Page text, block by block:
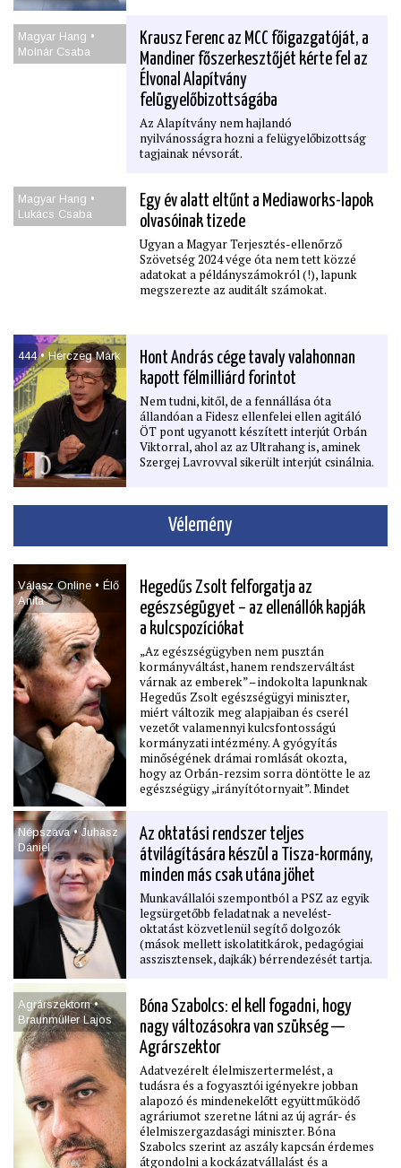
Magyar Hang •
Molnár Csaba
Krausz Ferenc az MCC főigazgatóját, a
Mandiner főszerkesztőjét kérte fel az
Élvonal Alapítvány
felügyelőbizottságába
Az Alapítvány nem hajlandó
nyilvánosságra hozni a felügyelőbizottság
tagjainak névsorát.
Magyar Hang •
Lukács Csaba
Egy év alatt eltűnt a Mediaworks-lapok
olvasóinak tizede
Ugyan a Magyar Terjesztés-ellenőrző
Szövetség 2024 vége óta nem tett közzé
adatokat a példányszámokról (!), lapunk
megszerezte az auditált számokat.
444 • Herczeg Márk
Hont András cége tavaly valahonnan
kapott félmilliárd forintot
Nem tudni, kitől, de a fennállása óta
állandóan a Fidesz ellenfelei ellen agitáló
ÖT pont ugyanott készített interjút Orbán
Viktorral, ahol az az Ultrahang is, aminek
Szergej Lavrovval sikerült interjút csinálnia.
Vélemény
Válasz Online • Élő
Anita
Hegedűs Zsolt felforgatja az
egészségügyet – az ellenállók kapják
a kulcspozíciókat
„Az egészségügyben nem pusztán
kormányváltást, hanem rendszerváltást
várnak az emberek” – indokolta lapunknak
Hegedűs Zsolt egészségügyi miniszter,
miért változik meg alapjaiban és cserél
vezetőt valamennyi kulcsfontosságú
kormányzati intézmény. A gyógyítás
minőségének drámai romlását okozta,
hogy az Orbán-rezsim sorra döntötte le az
egészségügy „irányítótornyait”. Mindet
színvonalának ellenőrzésére. Hat pontban
mutatjuk be, hogy mi lesz az intézmények új
funkciója és kik fogják vezetni ezeket, és
hogy megroggyantásukkal milyen károkat
okozott a leköszönő rendszer.
Népszava • Juhász
Dániel
Az oktatási rendszer teljes
átvilágítására készül a Tisza-kormány,
minden más csak utána jöhet
Munkavállalói szempontból a PSZ az egyik
legsürgetőbb feladatnak a nevelést-
oktatást közvetlenül segítő dolgozók
(mások mellett iskolatitkárok, pedagógiai
asszisztensek, dajkák) bérrendezését tartja.
Agrárszektorn •
Braunmüller Lajos
Bóna Szabolcs: el kell fogadni, hogy
nagy változásokra van szükség —
Agrárszektor
Adatvezérelt élelmiszertermelést, a
tudásra és a fogyasztói igényekre jobban
alapozó és mindenekelőtt együttműködő
agráriumot szeretne látni az új agrár- és
élelmiszergazdasági miniszter. Bóna
Szabolcs szerint az aszály kapcsán érdemes
átgondolni a kockázatvállalást és a